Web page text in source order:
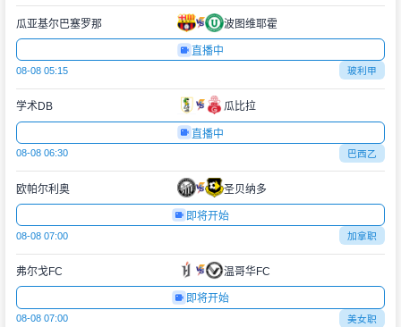
瓜亚基尔巴塞罗那 波图维耶霍
直播中
08-08 05:15 玻利甲
学术DB 瓜比拉
直播中
08-08 06:30 巴西乙
欧帕尔利奥 圣贝纳多
即将开始
08-08 07:00 加拿职
弗尔戈FC 温哥华FC
即将开始
08-08 07:00 美女职